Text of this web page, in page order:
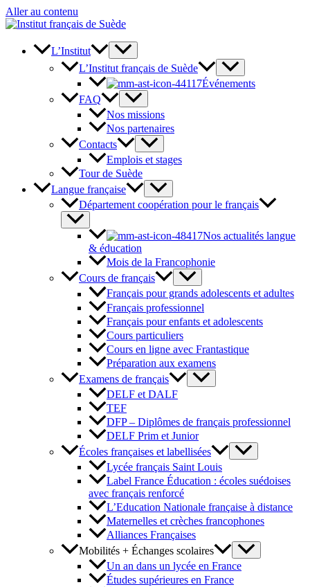
Aller au contenu
L’Institut
L’Institut français de Suède
Événements
FAQ
Nos missions
Nos partenaires
Contacts
Emplois et stages
Tour de Suède
Langue française
Département coopération pour le français
Nos actualités langue
& éducation
Mois de la Francophonie
Cours de français
Français pour grands adolescents et adultes
Français professionnel
Français pour enfants et adolescents
Cours particuliers
Cours en ligne avec Frantastique
Préparation aux examens
Examens de français
DELF et DALF
TEF
DFP – Diplômes de français professionnel
DELF Prim et Junior
Écoles françaises et labellisées
Lycée français Saint Louis
Label France Éducation : écoles suédoises
avec français renforcé
L’Education Nationale française à distance
Maternelles et crèches francophones
Alliances Françaises
Mobilités + Échanges scolaires
Un an dans un lycée en France
Études supérieures en France